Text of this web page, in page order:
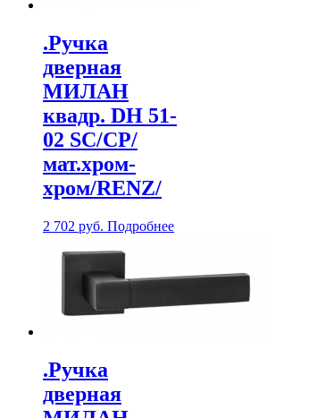
.Ручка
дверная
МИЛАН
квадр. DH 51-
02 SС/СP/
мат.хром-
хром/RENZ/
2 702 руб. Подробнее
.Ручка
дверная